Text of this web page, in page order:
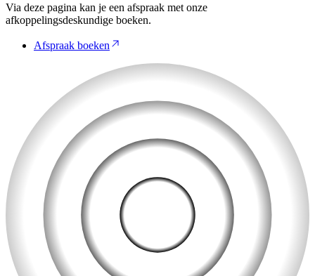
Via deze pagina kan je een afspraak met onze
afkoppelingsdeskundige boeken.
Afspraak boeken